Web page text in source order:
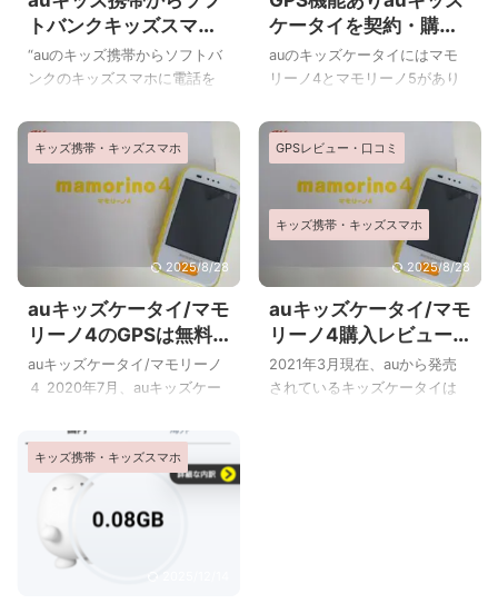
トバンクキッズスマホ
に電話がつながらな
い？メールも届かな
“auのキッズ携帯からソフトバ
ンクのキッズスマホに電話を
キッズ携帯からソフトバンク
のキッズスマホにショートメ
ールを送ってもソフトバンク
側でそのメールが見られない”
といった経験はないでしょう
か？ このページではauのキッ
ズ携帯とソフトバンクのキッ
ズスマホで連絡を取り合える
ようにする方法をお伝えしま
す。 auのキッズスマホではな
くキッズ携帯 ソフトバンクの
キッズスマホは、相手と連絡
相手先の電話番号とメールア
ドレスの両方を登録する必要
があるため(必要ない機 ...
ケータイを契約・購入
する際のポイント
auのキッズケータイにはマモ
リーノ4とマモリーノ5があり
に少し違いがあります。 その
ため月額料金も変わってきま
す。 マモリーノ4と5のどちら
を購入すればよいのか、ポイ
ントをお伝えします。 auのキ
ッズケータイ2021年 出典：au
2021年3月現在、auから発売
されているキッズケータイは
mamorino(マモリーノ)4と5で
す。 mamorino(マモリーノ)4
が2018年モデル、
mamorino(マモリーノ)5が
キッズ携帯・キッズスマホ
2025/8/28
auキッズケータイ/マモ
リーノ4のGPSは無料
じゃなかった!GPS料金
をお得にする方法
auキッズケータイ/マモリーノ
４ 2020年7月、auキッズケー
した。マモリーノ5も発売され
ていますがマモリーノ4にした
理由は マモリーノ5に比べて価
能(通話とGPS)があれば十分だ
と思ったから です。 auキッズ
GPSレビュー・口コミ
キッズ携帯・キッズスマホ
2025/8/28
auキッズケータイ/マモ
リーノ4購入レビュー
月額料金明細もお見せ
します。
2021年3月現在、auから発売
されているキッズケータイは
キッズ携帯・キッズスマホ